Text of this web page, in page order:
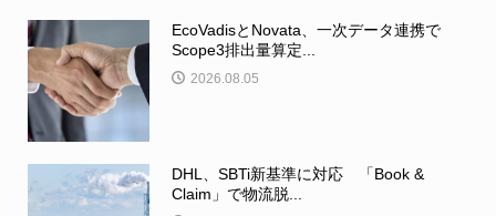
EcoVadisとNovata、一次データ連携で
Scope3排出量算定...
2026.08.05
DHL、SBTi新基準に対応 「Book &
Claim」で物流脱...